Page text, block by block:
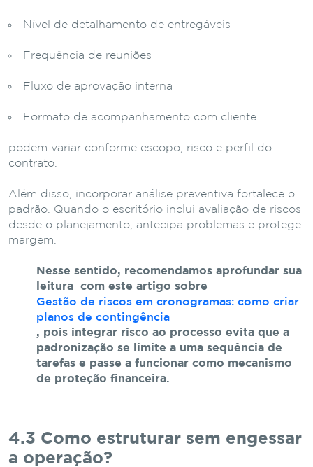
Nível de detalhamento de entregáveis
Frequência de reuniões
Fluxo de aprovação interna
Formato de acompanhamento com cliente
podem variar conforme escopo, risco e perfil do
contrato.
Além disso, incorporar análise preventiva fortalece o
padrão. Quando o escritório inclui avaliação de riscos
desde o planejamento, antecipa problemas e protege
margem.
Nesse sentido, recomendamos aprofundar sua
leitura com este artigo sobre
Gestão de riscos em cronogramas: como criar
planos de contingência
, pois integrar risco ao processo evita que a
padronização se limite a uma sequência de
tarefas e passe a funcionar como mecanismo
de proteção financeira.
4.3 Como estruturar sem engessar
a operação?